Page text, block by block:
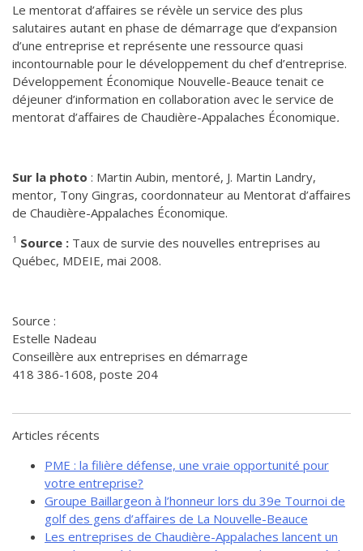
Le mentorat d’affaires se révèle un service des plus
salutaires autant en phase de démarrage que d’expansion
d’une entreprise et représente une ressource quasi
incontournable pour le développement du chef d’entreprise.
Développement Économique Nouvelle-Beauce tenait ce
déjeuner d’information en collaboration avec le service de
mentorat d’affaires de Chaudière-Appalaches Économique.
Sur la photo : Martin Aubin, mentoré, J. Martin Landry,
mentor, Tony Gingras, coordonnateur au Mentorat d’affaires
de Chaudière-Appalaches Économique.
1 Source : Taux de survie des nouvelles entreprises au
Québec, MDEIE, mai 2008.
Source :
Estelle Nadeau
Conseillère aux entreprises en démarrage
418 386-1608, poste 204
Articles récents
PME : la filière défense, une vraie opportunité pour
votre entreprise?
Groupe Baillargeon à l’honneur lors du 39e Tournoi de
golf des gens d’affaires de La Nouvelle-Beauce
Les entreprises de Chaudière-Appalaches lancent un